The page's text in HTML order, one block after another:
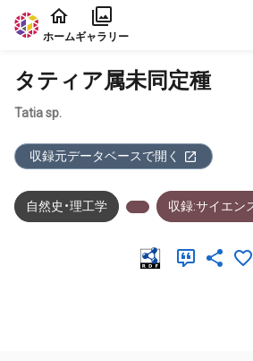
本文に飛ぶ
ホームギャラリー
タティア属未同定種
Tatia sp.
収録元データベースで開く
自然史・理工学 収録:サイエン